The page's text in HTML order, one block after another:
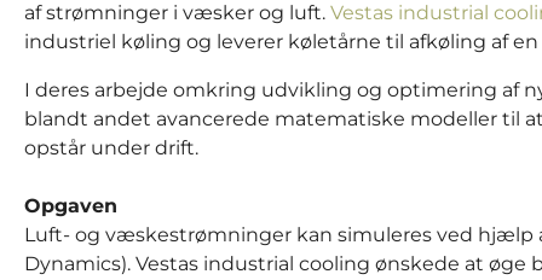
af strømninger i væsker og luft. Vestas industrial
industriel køling og leverer køletårne til afkøling af
I deres arbejde omkring udvikling og optimering af
blandt andet avancerede matematiske modeller til
opstår under drift.
Opgaven
Luft- og væskestrømninger kan simuleres ved hjælp
Dynamics). Vestas industrial cooling ønskede at øge